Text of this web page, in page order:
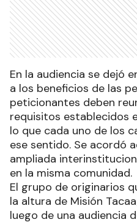
En la audiencia se dejó
a los beneficios de las
peticionantes deben
requisitos establecidos
lo que cada uno de los
ese sentido. Se acordó
ampliada
en la misma comunidad.
El grupo de originarios
la altura de Misión
luego de una audiencia